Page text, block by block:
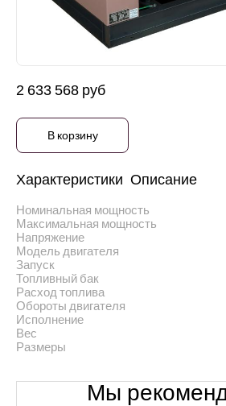
2 633 568 руб
В корзину
Характеристики Описание
Номинальная мощность
Максимальная мощность
Напряжение
Модель двигателя
Запуск
Топливный бак
Расход топлива
Обороты двигателя
Исполнение
Вес
Размеры
Мы